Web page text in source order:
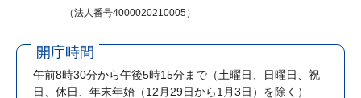
（法人番号4000020210005）
開庁時間
午前8時30分から午後5時15分まで （土曜日、日曜日、祝
日、休日、年末年始（12月29日から1月3日）を除く）